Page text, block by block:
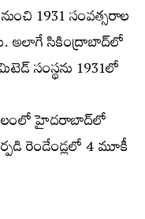
1931 సంవత్సరాల
అలాగే సికింద్రాబాద్‌లో
సంస్థను 1931లో
కాలంలో హైదరాబాద్‌లో
రెండేండ్లలో 4 మూకీ